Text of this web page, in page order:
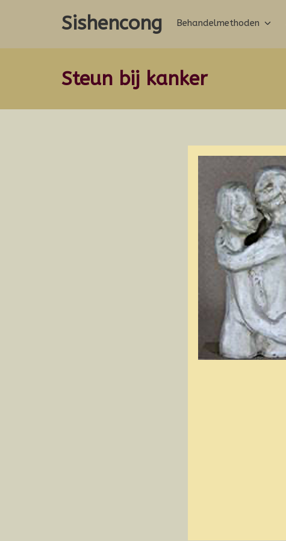
inhoud
Sishencong Behandelmethoden
Steun bij kanker